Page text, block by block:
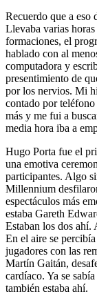
Recuerdo que a eso
Llevaba varias
formaciones, el
hablado con al
computadora y
presentimiento de
por los nervios. Mi
contado por
más y me fui a
media hora iba a
Hugo Porta fue el
una emotiva
participantes. Algo
Millennium
espectáculos más
estaba Gareth
Estaban los dos ahí.
En el aire se
jugadores con las
Martín Gaitán,
cardíaco. Ya se
también estaba ahí.